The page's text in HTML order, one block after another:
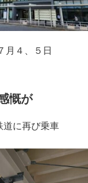
月４、５日
慨が
道に再び乗車